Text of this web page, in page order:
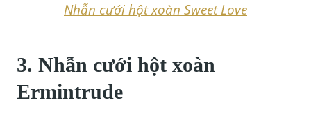
Nhẫn cưới hột xoàn Sweet Love
3. Nhẫn cưới hột xoàn
Ermintrude